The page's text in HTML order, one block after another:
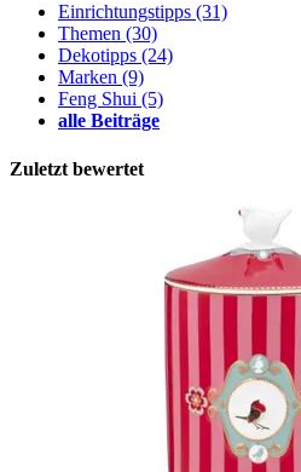
Einrichtungstipps (31)
Themen (30)
Dekotipps (24)
Marken (9)
Feng Shui (5)
alle Beiträge
Zuletzt bewertet